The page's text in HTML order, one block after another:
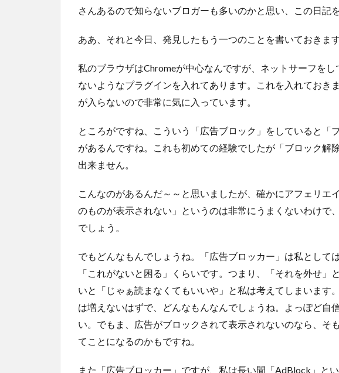
さんあるので知らないブロガーも多いのかと思い、この日記
ああ、それと今日、発見したもう一つのことを書いておきます
私のブラウザはChromeが中心なんですが、ネットサーフを
ないようなプラグインを入れてあります。これを入れておき
が入らないので非常に気に入っています。
ところがですね、こういう「広告ブロック」をしていると「
があるんですね。これも初めての経験でしたが「ブロック解
出来ません。
こんなのがあるんだ～～と思いましたが、確かにアフェリエ
のものが表示されない」というのは非常にうまくないわけで
でしょう。
でもどんなもんでしょうね。「広告ブロッカー」は私として
「これがないと困る」くらいです。つまり、「それを外せ」
いと「じゃぁ読まなくてもいいや」と私は考えてしまいます
は増えないはずで、どんなもんなんでしょうね。よっぽど自
い。でもま、広告がブロックされて表示されないのなら、そ
てことになるのかもですね。
また「広告ブロッカー」ですが、私は長い間「AdBlock」と